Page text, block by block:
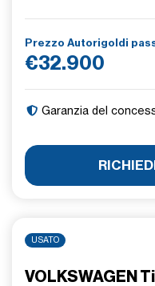
Prezzo Autorigoldi
€32.900
Garanzia del
USATO
VOLKSWAGEN